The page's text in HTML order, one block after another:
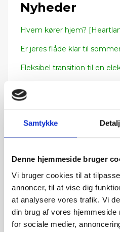
Samtykke
Denne hjemmeside bruger
Vi bruger cookies til at
annoncer, til at vise dig
at analysere vores trafik. Vi
din brug af vores hjemmeside
for sociale medier,
Nyheder
Hvem kører hjem?
Er jeres flåde klar til
Fleksibel transition til en
Eksklusive
Tilmeld dig vores